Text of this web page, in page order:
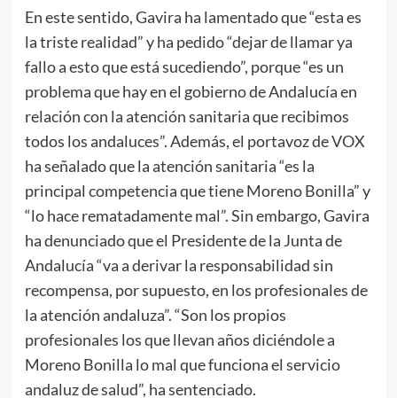
En este sentido, Gavira ha lamentado que “esta es
la triste realidad” y ha pedido “dejar de llamar ya
fallo a esto que está sucediendo”, porque “es un
problema que hay en el gobierno de Andalucía en
relación con la atención sanitaria que recibimos
todos los andaluces”. Además, el portavoz de VOX
ha señalado que la atención sanitaria “es la
principal competencia que tiene Moreno Bonilla” y
“lo hace rematadamente mal”. Sin embargo, Gavira
ha denunciado que el Presidente de la Junta de
Andalucía “va a derivar la responsabilidad sin
recompensa, por supuesto, en los profesionales de
la atención andaluza”. “Son los propios
profesionales los que llevan años diciéndole a
Moreno Bonilla lo mal que funciona el servicio
andaluz de salud”, ha sentenciado.